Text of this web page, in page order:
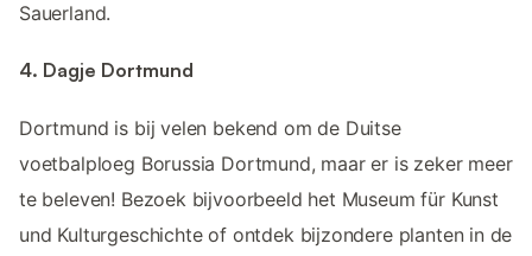
Sauerland.
4. Dagje Dortmund
Dortmund is bij velen bekend om de Duitse
voetbalploeg Borussia Dortmund, maar er is zeker meer
te beleven! Bezoek bijvoorbeeld het Museum für Kunst
und Kulturgeschichte of ontdek bijzondere planten in de